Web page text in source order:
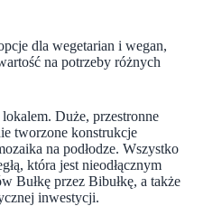
dla wegetarian i wegan,
na potrzeby różnych
Duże, przestronne
tworzone konstrukcje
na podłodze. Wszystko
która jest nieodłącznym
Bułkę przez Bibułkę, a także
inwestycji.